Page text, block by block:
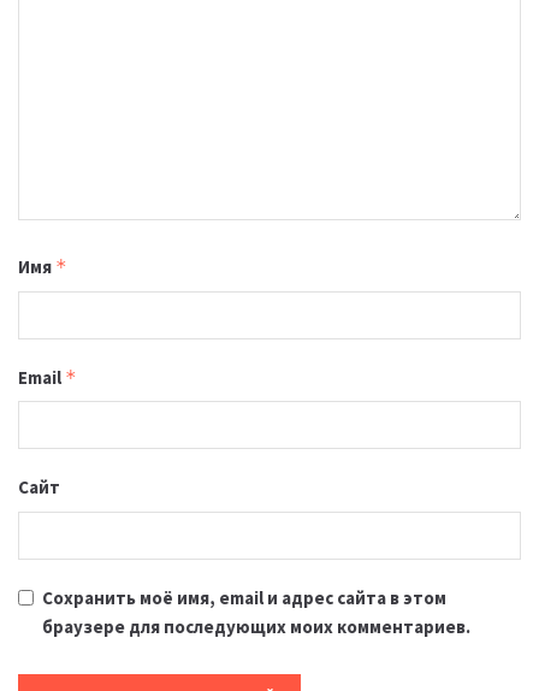
Имя *
Email *
Сайт
Сохранить моё имя, email и адрес сайта в этом
браузере для последующих моих комментариев.